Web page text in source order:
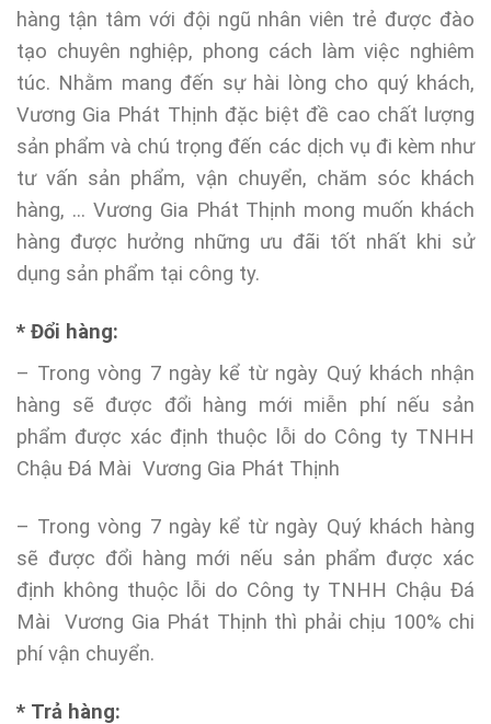
hàng tận tâm với đội ngũ nhân viên trẻ được đào
tạo chuyên nghiệp, phong cách làm việc nghiêm
túc. Nhằm mang đến sự hài lòng cho quý khách,
Vương Gia Phát Thịnh đặc biệt đề cao chất lượng
sản phẩm và chú trọng đến các dịch vụ đi kèm như
tư vấn sản phẩm, vận chuyển, chăm sóc khách
hàng, … Vương Gia Phát Thịnh mong muốn khách
hàng được hưởng những ưu đãi tốt nhất khi sử
dụng sản phẩm tại công ty.
* Đổi hàng:
– Trong vòng 7 ngày kể từ ngày Quý khách nhận
hàng sẽ được đổi hàng mới miễn phí nếu sản
phẩm được xác định thuộc lỗi do Công ty TNHH
Chậu Đá Mài Vương Gia Phát Thịnh
– Trong vòng 7 ngày kể từ ngày Quý khách hàng
sẽ được đổi hàng mới nếu sản phẩm được xác
định không thuộc lỗi do Công ty TNHH Chậu Đá
Mài Vương Gia Phát Thịnh thì phải chịu 100% chi
phí vận chuyển.
* Trả hàng: